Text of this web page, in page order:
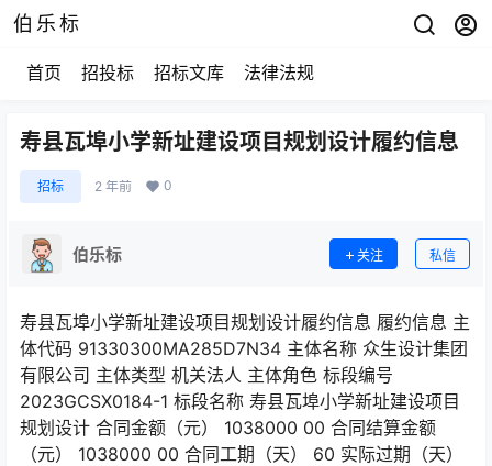
伯乐标
首页 招投标 招标文库 法律法规
寿县瓦埠小学新址建设项目规划设计履约信息
招标 2 年前 0
伯乐标 关注 私信
寿县瓦埠小学新址建设项目规划设计履约信息 履约信息 主
体代码 91330300MA285D7N34 主体名称 众生设计集团
有限公司 主体类型 机关法人 主体角色 标段编号
2023GCSX0184-1 标段名称 寿县瓦埠小学新址建设项目
规划设计 合同金额（元） 1038000 00 合同结算金额
（元） 1038000 00 合同工期（天） 60 实际过期（天）